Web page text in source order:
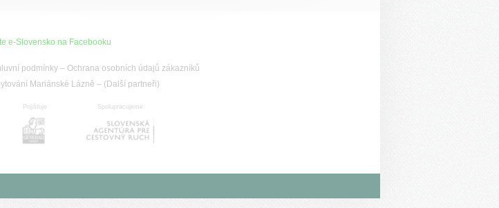
e-Slovensko na Facebooku
podmínky– Ochrana osobních údajů zákazníků
Mariánské Lázně – (Další partneři)
Pojišťuje Spolupracujeme